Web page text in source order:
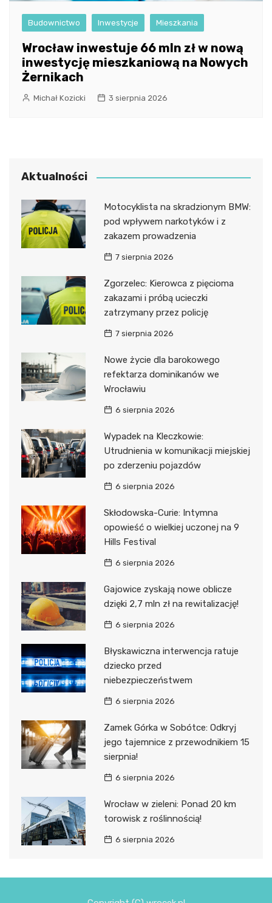
Budownictwo Inwestycje Mieszkania
Wrocław inwestuje 66 mln zł w nową
inwestycję mieszkaniową na Nowych
Żernikach
Michał Kozicki 3 sierpnia 2026
Aktualności
Motocyklista na skradzionym BMW:
pod wpływem narkotyków i z
zakazem prowadzenia
7 sierpnia 2026
Zgorzelec: Kierowca z pięcioma
zakazami i próbą ucieczki
zatrzymany przez policję
7 sierpnia 2026
Nowe życie dla barokowego
refektarza dominikanów we
Wrocławiu
6 sierpnia 2026
Wypadek na Kleczkowie:
Utrudnienia w komunikacji miejskiej
po zderzeniu pojazdów
6 sierpnia 2026
Skłodowska-Curie: Intymna
opowieść o wielkiej uczonej na 9
Hills Festival
6 sierpnia 2026
Gajowice zyskają nowe oblicze
dzięki 2,7 mln zł na rewitalizację!
6 sierpnia 2026
Błyskawiczna interwencja ratuje
dziecko przed
niebezpieczeństwem
6 sierpnia 2026
Zamek Górka w Sobótce: Odkryj
jego tajemnice z przewodnikiem 15
sierpnia!
6 sierpnia 2026
Wrocław w zieleni: Ponad 20 km
torowisk z roślinnością!
6 sierpnia 2026